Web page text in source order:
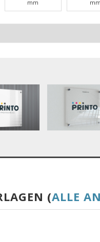
mm
mm
(ALLE